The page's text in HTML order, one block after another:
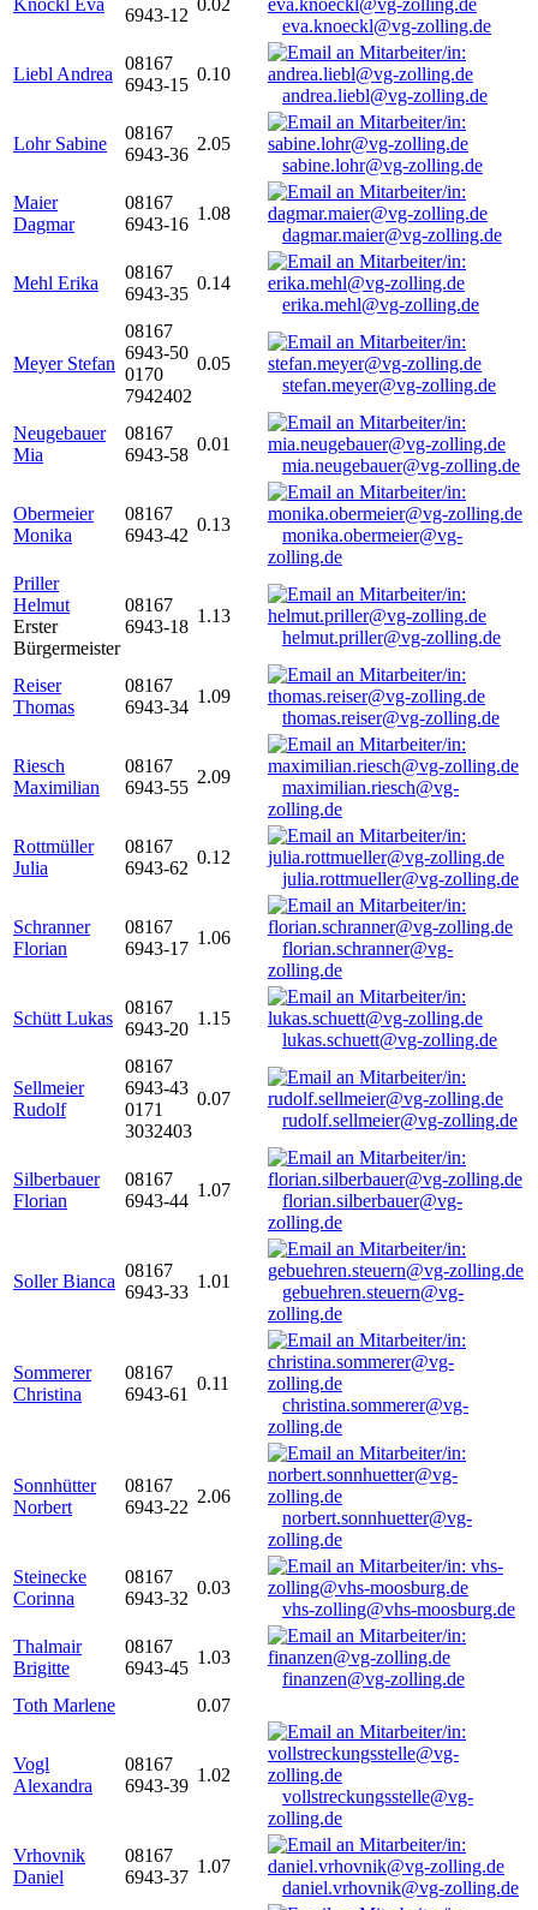
Knöckl Eva
6943-12
0.02
eva.knoeckl@vg-zolling.de
Liebl Andrea
08167
6943-15
0.10
andrea.liebl@vg-zolling.de
Lohr Sabine
08167
6943-36
2.05
sabine.lohr@vg-zolling.de
Maier
Dagmar
08167
6943-16
1.08
dagmar.maier@vg-zolling.de
Mehl Erika
08167
6943-35
0.14
erika.mehl@vg-zolling.de
Meyer Stefan
08167
6943-50
0170
7942402
0.05
stefan.meyer@vg-zolling.de
Neugebauer
Mia
08167
6943-58
0.01
mia.neugebauer@vg-zolling.de
Obermeier
Monika
08167
6943-42
0.13
monika.obermeier@vg-
zolling.de
Priller
Helmut
Erster
Bürgermeister
08167
6943-18
1.13
helmut.priller@vg-zolling.de
Reiser
Thomas
08167
6943-34
1.09
thomas.reiser@vg-zolling.de
Riesch
Maximilian
08167
6943-55
2.09
maximilian.riesch@vg-
zolling.de
Rottmüller
Julia
08167
6943-62
0.12
julia.rottmueller@vg-zolling.de
Schranner
Florian
08167
6943-17
1.06
florian.schranner@vg-
zolling.de
Schütt Lukas
08167
6943-20
1.15
lukas.schuett@vg-zolling.de
Sellmeier
Rudolf
08167
6943-43
0171
3032403
0.07
rudolf.sellmeier@vg-zolling.de
Silberbauer
Florian
08167
6943-44
1.07
florian.silberbauer@vg-
zolling.de
Soller Bianca
08167
6943-33
1.01
gebuehren.steuern@vg-
zolling.de
Sommerer
Christina
08167
6943-61
0.11
christina.sommerer@vg-
zolling.de
Sonnhütter
Norbert
08167
6943-22
2.06
norbert.sonnhuetter@vg-
zolling.de
Steinecke
Corinna
08167
6943-32
0.03
vhs-zolling@vhs-moosburg.de
Thalmair
Brigitte
08167
6943-45
1.03
finanzen@vg-zolling.de
Toth Marlene
0.07
Vogl
Alexandra
08167
6943-39
1.02
vollstreckungsstelle@vg-
zolling.de
Vrhovnik
Daniel
08167
6943-37
1.07
daniel.vrhovnik@vg-zolling.de